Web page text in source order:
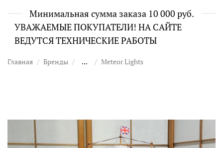
Минимальная сумма заказа 10 000 руб.
УВАЖАЕМЫЕ ПОКУПАТЕЛИ! НА САЙТЕ
ВЕДУТСЯ ТЕХНИЧЕСКИЕ РАБОТЫ
Главная Бренды ... Meteor Lights